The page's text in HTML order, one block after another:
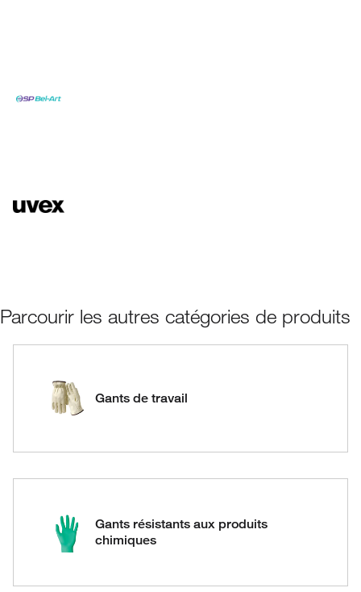
Parcourir les autres catégories de produits
Gants de travail
Gants résistants aux produits
chimiques